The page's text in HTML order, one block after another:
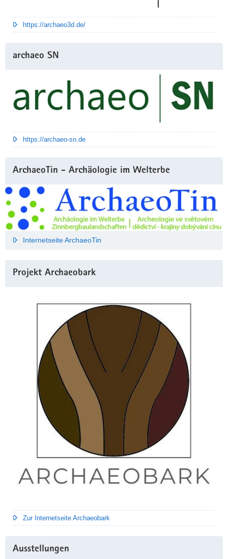
https://archaeo3d.de/
archaeo SN
https://archaeo-sn.de
ArchaeoTin - Archäologie im Welterbe
Internetseite ArchaeoTin
Projekt Archaeobark
Zur Internetseite Archaeobark
Ausstellungen